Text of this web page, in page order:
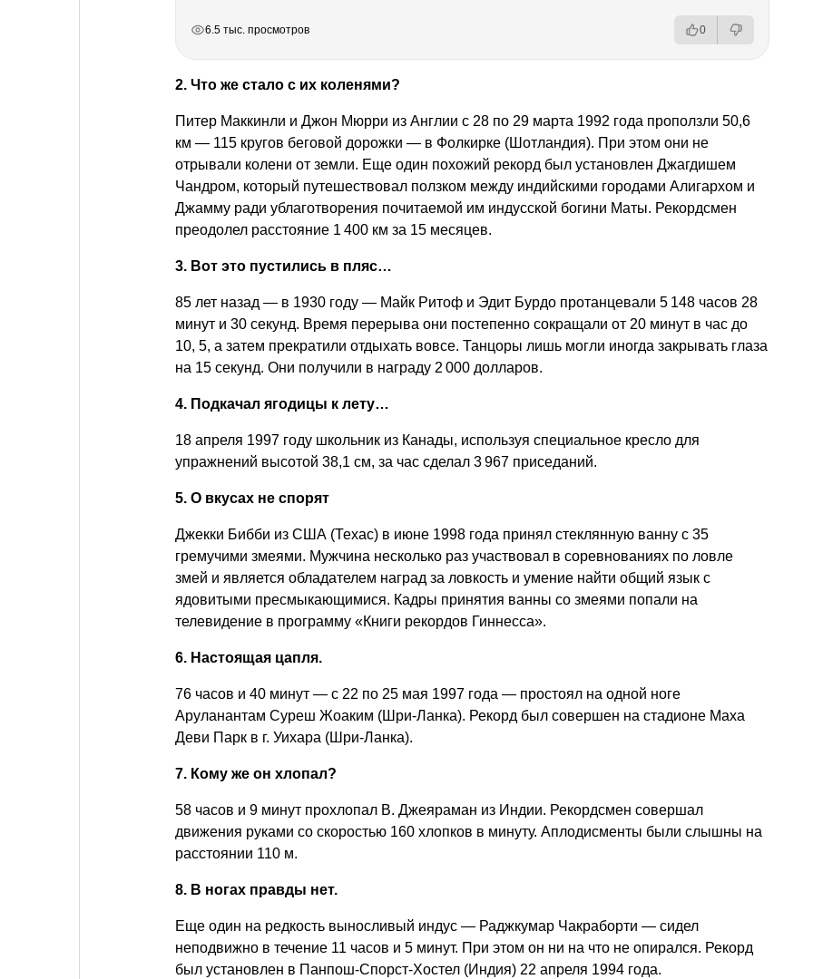
6.5 тыс. просмотров 0
2. Что же стало с их коленями?
Питер Маккинли и Джон Мюрри из Англии с 28 по 29 марта 1992 года проползли 50,6
км — 115 кругов беговой дорожки — в Фолкирке (Шотландия). При этом они не
отрывали колени от земли. Еще один похожий рекорд был установлен Джагдишем
Чандром, который путешествовал ползком между индийскими городами Алигархом и
Джамму ради ублаготворения почитаемой им индусской богини Маты. Рекордсмен
преодолел расстояние 1 400 км за 15 месяцев.
3. Вот это пустились в пляс…
85 лет назад — в 1930 году — Майк Ритоф и Эдит Бурдо протанцевали 5 148 часов 28
минут и 30 секунд. Время перерыва они постепенно сокращали от 20 минут в час до
10, 5, а затем прекратили отдыхать вовсе. Танцоры лишь могли иногда закрывать глаза
на 15 секунд. Они получили в награду 2 000 долларов.
4. Подкачал ягодицы к лету…
18 апреля 1997 году школьник из Канады, используя специальное кресло для
упражнений высотой 38,1 см, за час сделал 3 967 приседаний.
5. О вкусах не спорят
Джекки Бибби из США (Техас) в июне 1998 года принял стеклянную ванну с 35
гремучими змеями. Мужчина несколько раз участвовал в соревнованиях по ловле
змей и является обладателем наград за ловкость и умение найти общий язык с
ядовитыми пресмыкающимися. Кадры принятия ванны со змеями попали на
телевидение в программу «Книги рекордов Гиннесса».
6. Настоящая цапля.
76 часов и 40 минут — с 22 по 25 мая 1997 года — простоял на одной ноге
Аруланантам Суреш Жоаким (Шри-Ланка). Рекорд был совершен на стадионе Маха
Деви Парк в г. Уихара (Шри-Ланка).
7. Кому же он хлопал?
58 часов и 9 минут прохлопал В. Джеяраман из Индии. Рекордсмен совершал
движения руками со скоростью 160 хлопков в минуту. Аплодисменты были слышны на
расстоянии 110 м.
8. В ногах правды нет.
Еще один на редкость выносливый индус — Раджкумар Чакраборти — сидел
неподвижно в течение 11 часов и 5 минут. При этом он ни на что не опирался. Рекорд
был установлен в Панпош-Спорст-Хостел (Индия) 22 апреля 1994 года.